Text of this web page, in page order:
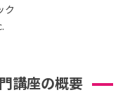
ク
講座の概要